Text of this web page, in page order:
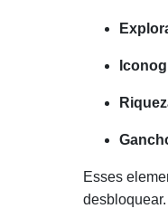
Esses
desbloquear.